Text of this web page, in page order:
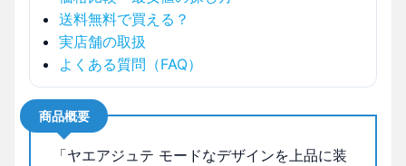
送料無料で買える？
実店舗の取扱
よくある質問（FAQ）
商品概要
「ヤエアジュテ モードなデザインを上品に装